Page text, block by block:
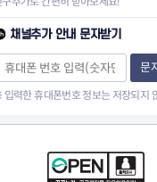
채널추가 안내 문자받기
문
력한 휴대폰번호 정보는 저장되지